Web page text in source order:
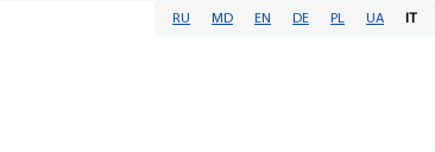
RU MD EN DE PL UA IT